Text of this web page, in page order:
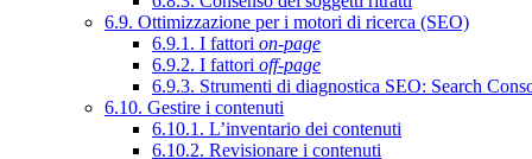
6.9. Ottimizzazione per i motori di ricerca (SEO)
6.9.1. I fattori on-page
6.9.2. I fattori off-page
6.9.3. Strumenti di diagnostica SEO: Search
6.10. Gestire i contenuti
6.10.1. L’inventario dei contenuti
6.10.2. Revisionare i contenuti